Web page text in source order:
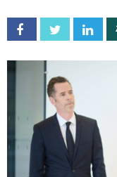
Facebook Twitter